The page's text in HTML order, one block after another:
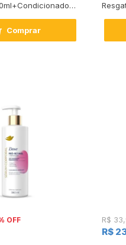
Comprar
OFF R$
R$